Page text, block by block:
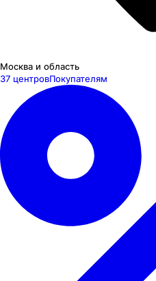
Москва и область
37 центровПокупателям